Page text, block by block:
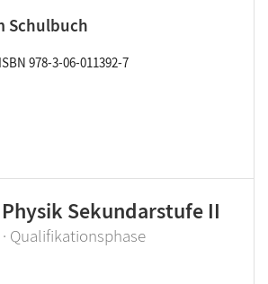
Schulbuch
978-3-06-011392-7
Sekundarstufe II
Qualifikationsphase